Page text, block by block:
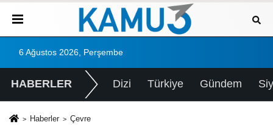
6 Ağustos 2026, Perşembe
HABERLER Dizi Türkiye Gündem
Haberler Çevre